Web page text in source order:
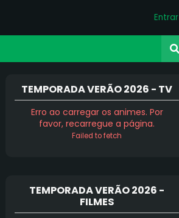
Entrar
TEMPORADA VERÃO 2026 - TV
Erro ao carregar os animes. Por
favor, recarregue a página.
Failed to fetch
TEMPORADA VERÃO 2026 -
FILMES